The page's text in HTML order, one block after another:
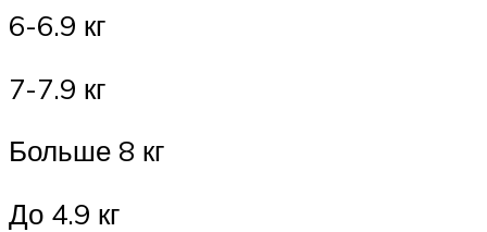
6-6.9 кг
7-7.9 кг
Больше 8 кг
До 4.9 кг